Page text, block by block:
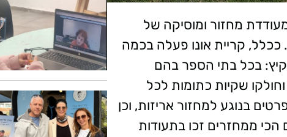
מחזור ומוסיקה של
ככלל, קריית אונו פעלה בכמה
בכל בתי הספר בהם
שקיות כתומות לכל
בנוגע למחזור אריזות, וכן
הכי ממחזרים זכו בתעודות